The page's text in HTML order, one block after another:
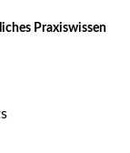
Praxiswissen